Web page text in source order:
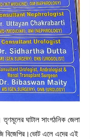
ঘাটাল সাংগঠনিক জেলা
বিজেপির।ভোট এলে এদের এই